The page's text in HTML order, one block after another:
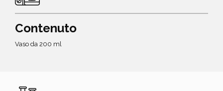
Contenuto
Vaso da 200 ml